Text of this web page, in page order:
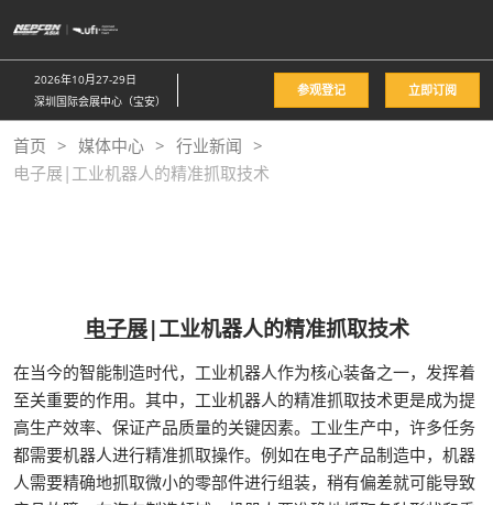
接
跳
至
内
容
2026年10月27-29日
深圳国际会展中心（宝安）
参观登记 立即订阅
首页 媒体中心
行业新闻
电子展|工业机器人的精准抓取技术
电子展|工业机器人的精准抓取技术
在当今的智能制造时代，工业机器人作为核心装备之一，发挥着
至关重要的作用。其中，工业机器人的精准抓取技术更是成为提
高生产效率、保证产品质量的关键因素。工业生产中，许多任务
都需要机器人进行精准抓取操作。例如在电子产品制造中，机器
人需要精确地抓取微小的零部件进行组装，稍有偏差就可能导致